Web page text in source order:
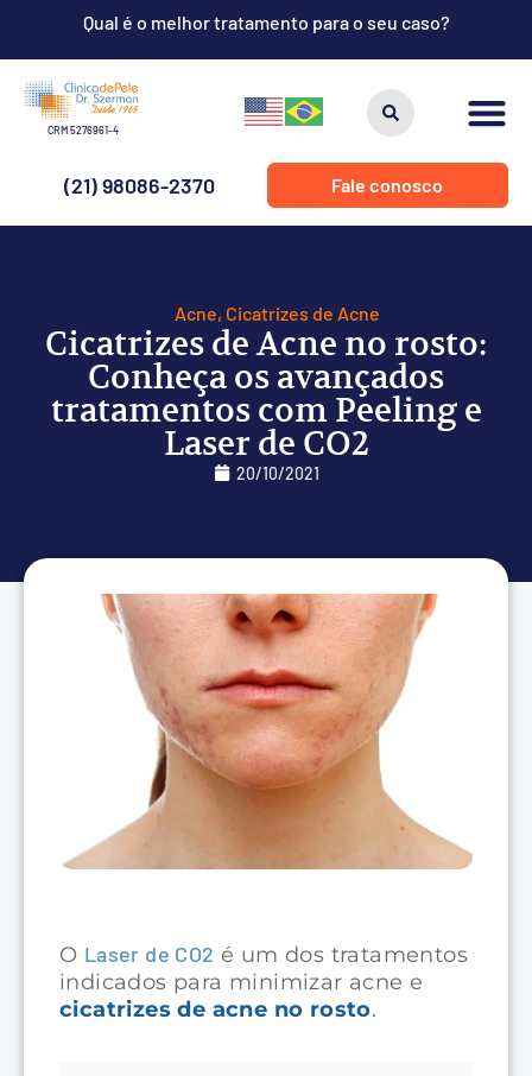
CRM 5276961-4
(21) 98086-2370 Fale conosco
Acne, Cicatrizes de Acne
Cicatrizes de Acne no rosto:
Conheça os avançados
tratamentos com Peeling e
Laser de CO2
20/10/2021
O Laser de CO2 é um dos tratamentos
indicados para minimizar acne e
cicatrizes de acne no rosto.
Qual é o melhor tratamento para o seu caso?